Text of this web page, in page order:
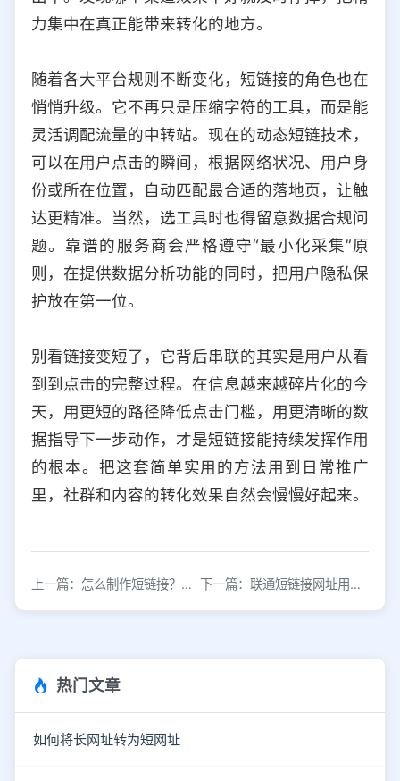
力集中在真正能带来转化的地方。
随着各大平台规则不断变化，短链接的角色也在
悄悄升级。它不再只是压缩字符的工具，而是能
灵活调配流量的中转站。现在的动态短链技术，
可以在用户点击的瞬间，根据网络状况、用户身
份或所在位置，自动匹配最合适的落地页，让触
达更精准。当然，选工具时也得留意数据合规问
题。靠谱的服务商会严格遵守“最小化采集”原
则，在提供数据分析功能的同时，把用户隐私保
护放在第一位。
别看链接变短了，它背后串联的其实是用户从看
到到点击的完整过程。在信息越来越碎片化的今
天，用更短的路径降低点击门槛，用更清晰的数
据指导下一步动作，才是短链接能持续发挥作用
的根本。把这套简单实用的方法用到日常推广
里，社群和内容的转化效果自然会慢慢好起来。
上一篇：怎么制作短链接？手把手教会你 超级简单 下一篇：联通短链接网址用的是哪家的短链接工具？
热门文章
如何将长网址转为短网址